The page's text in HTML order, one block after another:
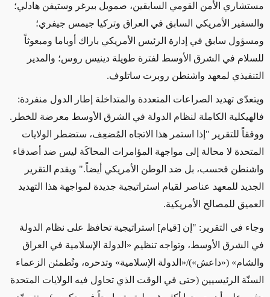
مستشاري الأمن القومي السابقين، صمويل بيرغر وستيفن هادلي؛
والسفير الأمريكي السابق في العراق وتركيا جيمس جيفري؛
ومسؤول سابق في إدارة الرئيس الأمريكي باراك أوباما ومبعوثاً
للسلام في الشرق الأوسط لفترة طويلة دينيس روس؛ والمدير
التنفيذي لمعهد واشنطن روبرت ساتلوف.
ويتعدّى تهديد الصراعات المتعددة والمتداخلة إطار الدول منفردة:
فالهيكلية الكاملة لنظام الدولة في الشرق الأوسط معرضة للخطر.
ووفقاً للتقرير "إذا استمر هذا الاتجاه المُضعِف، ستضطر الولايات
المتحدة لا محالة إلى مواجهة المؤامرات المحاكَة ليس ضد أصدقاء
واشنطن فحسب، بل ضد الوطن الأمريكي أيضاً." ويقدم التقرير
الجديد للمعهد عناصر لقيام استراتيجية جديدة لمواجهة هذا التهديد
العميق للمصالح الأمريكية.
وجاء في التقرير: "إن [قيام] استراتيجية تحافظ على نظام الدولة
في الشرق الأوسط، وتواجه تنظيم «الدولة الإسلامية في العراق
والشام» («داعش»)/«الدولة الإسلامية» وتدحره، وتُطمئن الزعماء
السنّة الرئيسيين (حتى في الوقت الذي تحاول فيه الولايات المتحدة